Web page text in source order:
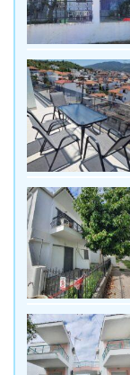
-5%
-20%
-10%